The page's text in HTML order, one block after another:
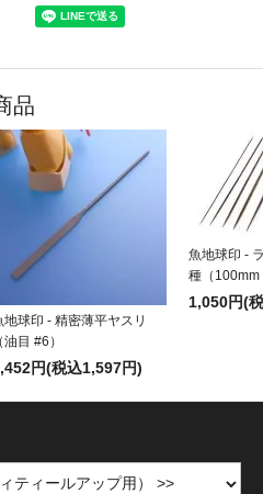
品
地球印 - 精密薄平ヤスリ
（油目 #6）
円(税込1,597円)
魚地球印 -
種（100mm
1,050円(